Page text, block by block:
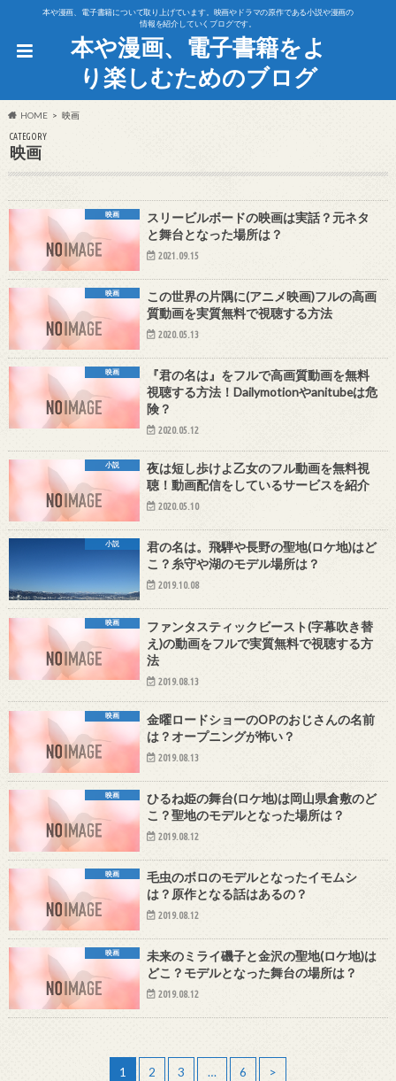
本や漫画、電子書籍について取り上げています。映画やドラマの原作である小説や漫画の
情報を紹介していくブログです。
本や漫画、電子書籍をよ
り楽しむためのブログ
HOME 映画
CATEGORY
映画
映画
スリービルボードの映画は実話？元ネタ
と舞台となった場所は？
2021.09.15
映画
この世界の片隅に(アニメ映画)フルの高画
質動画を実質無料で視聴する方法
2020.05.13
映画
『君の名は』をフルで高画質動画を無料
視聴する方法！Dailymotionやanitubeは危
険？
2020.05.12
小説
夜は短し歩けよ乙女のフル動画を無料視
聴！動画配信をしているサービスを紹介
2020.05.10
小説
君の名は。飛騨や長野の聖地(ロケ地)はど
こ？糸守や湖のモデル場所は？
2019.10.08
映画
ファンタスティックビースト(字幕吹き替
え)の動画をフルで実質無料で視聴する方
法
2019.08.13
映画
金曜ロードショーのOPのおじさんの名前
は？オープニングが怖い？
2019.08.13
映画
ひるね姫の舞台(ロケ地)は岡山県倉敷のど
こ？聖地のモデルとなった場所は？
2019.08.12
映画
毛虫のボロのモデルとなったイモムシ
は？原作となる話はあるの？
2019.08.12
映画
未来のミライ磯子と金沢の聖地(ロケ地)は
どこ？モデルとなった舞台の場所は？
2019.08.12
1 2 3 … 6 >